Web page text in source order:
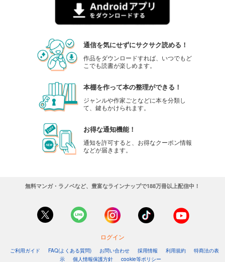
通信を気にせずにサクサク読める！
作品をダウンロードすれば、いつでもど
こでも読書が楽しめます。
本棚を作って本の整理ができる！
ジャンルや作家ごとなどに本を分類し
て、鍵もかけられます。
お得な通知機能！
通知を許可すると、お得なクーポン情報
などが届きます。
無料マンガ・ラノベなど、豊富なラインナップで188万冊以上配信中！
ログイン
ご利用ガイド FAQ(よくある質問) お問い合わせ 採用情報 利用規約
特商法の表
示
個人情報保護方針 cookie等ポリシー